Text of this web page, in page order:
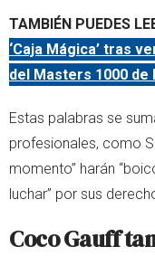
TAMBIÉN PUEDES
‘Caja Mágica’ tras
del Masters 1000 de
Estas palabras se
profesionales, como
momento” harán
luchar” por sus
Coco Gauff